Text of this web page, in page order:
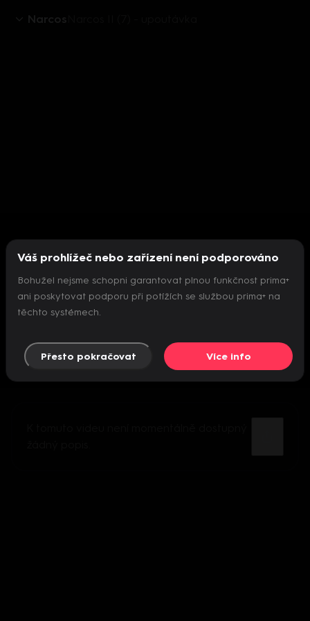
Narcos
Nepodařilo se inicializovat přehrávač
Váš prohlížeč nebo zařízení není podporováno
Bohužel nejsme schopni garantovat plnou funkčnost prima+
ani poskytovat podporu při potížích se službou prima+ na
těchto systémech.
Přesto pokračovat Více info